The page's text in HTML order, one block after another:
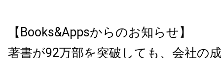
【Books&Appsからのお知らせ】
著書が92万部を突破しても、会社の